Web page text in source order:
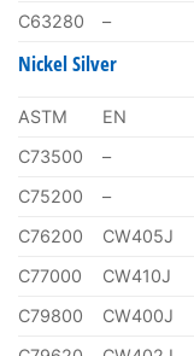
C63280
–
Nickel Silver
ASTM EN
C73500
–
C75200
–
C76200
CW405J
C77000
CW410J
C79800
CW400J